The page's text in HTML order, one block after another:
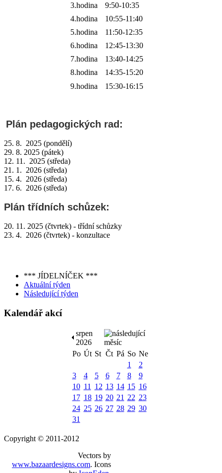
3.hodina
9:50-10:35
4.hodina
10:55-11:40
5.hodina
11:50-12:35
6.hodina
12:45-13:30
7.hodina
13:40-14:25
8.hodina
14:35-15:20
9.hodina
15:30-16:15
Plán pedagogických rad:
25. 8. 2025 (pondělí)
29. 8. 2025 (pátek)
12. 11. 2025 (středa)
21. 1. 2026 (středa)
15. 4. 2026 (středa)
17. 6. 2026 (středa)
Plán třídních schůzek:
20. 11. 2025 (čtvrtek) - třídní schůzky
23. 4. 2026 (čtvrtek) - konzultace
*** JÍDELNÍČEK ***
Aktuální týden
Následující týden
Kalendář akcí
srpen
2026
Po Út St Čt Pá So Ne
1
2
3
4 5 6 7 8
9
10 11 12 13 14 15 16
17 18 19 20 21 22 23
24 25 26 27 28 29 30
31
Copyright © 2011-2012
Vectors by
www.bazaardesigns.com. Icons